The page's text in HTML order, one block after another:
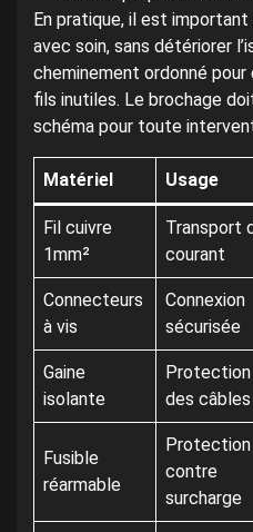
En pratique, il est
avec soin, sans détériorer
cheminement ordonné
fils inutiles. Le brochage
schéma pour toute
Matériel Usage
Fil cuivre
1mm²
Transport
courant
Connecteurs
à vis
Connexion
sécurisée
Gaine
isolante
Protection
des câbles
Fusible
réarmable
Protection
contre
surcharge